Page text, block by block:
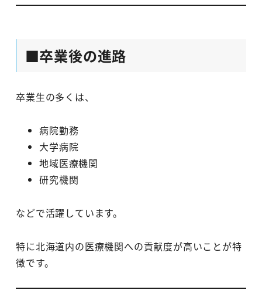
■卒業後の進路
卒業生の多くは、
病院勤務
大学病院
地域医療機関
研究機関
などで活躍しています。
特に北海道内の医療機関への貢献度が高いことが特
徴です。